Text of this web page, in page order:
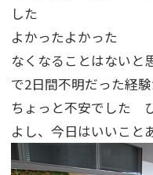
した
よかったよかった
なくなることはないと
で2日間不明だった経験
ちょっと不安でした
よし、今日はいいこと